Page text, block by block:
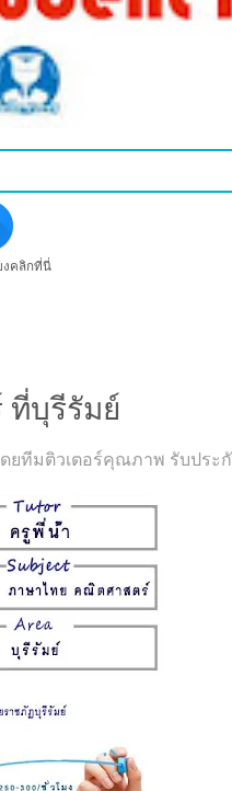
งคลิกที่นี่
ที่บุรีรัมย์
ยทีมติวเตอร์คุณภาพ รับประ